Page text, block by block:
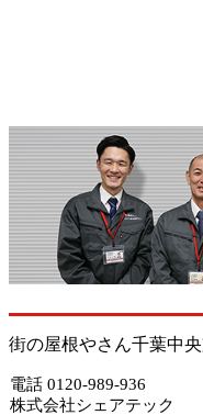
街の屋根やさん千葉中
電話 0120-989-936
株式会社シェアテック